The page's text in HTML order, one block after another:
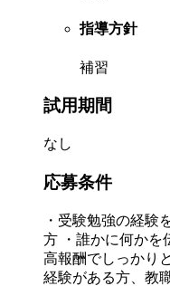
指導方針
補習
試用期間
なし
応募条件
・受験勉強の経験
方 ・誰かに何かを
高報酬でしっかり
経験がある方、教